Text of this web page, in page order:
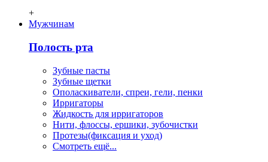
+
Мужчинам
Полость рта
Зубные пасты
Зубные щетки
Ополаскиватели, спреи, гели, пенки
Ирригаторы
Жидкость для ирригаторов
Нити, флосcы, ершики, зубочистки
Протезы(фиксация и уход)
Смотреть ещё...